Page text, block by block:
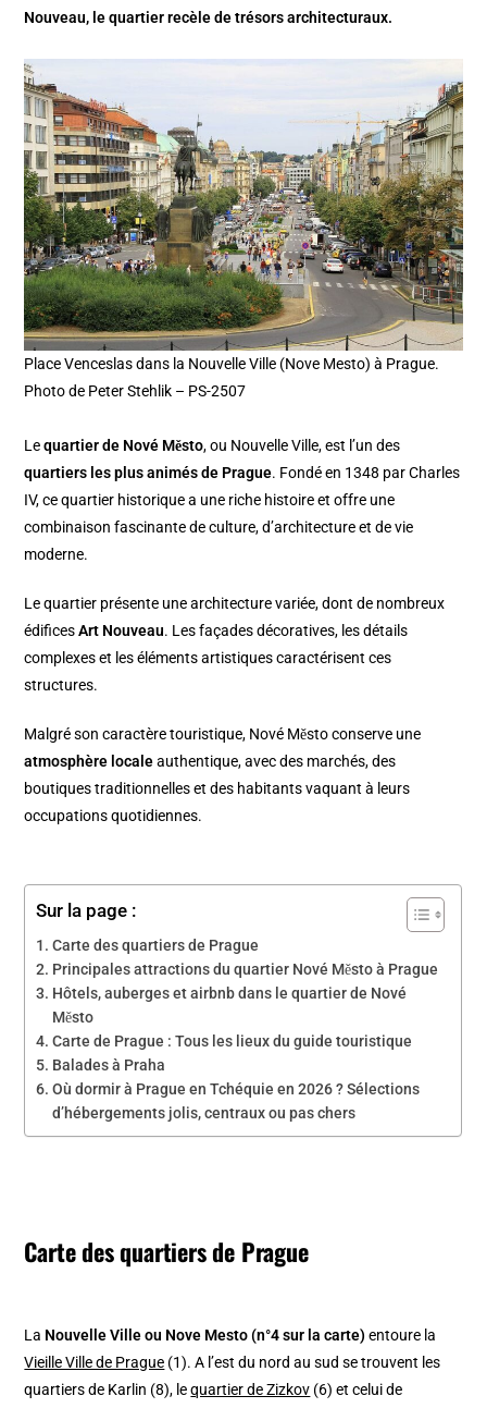
Nouveau, le quartier recèle de trésors architecturaux.
Place Venceslas dans la Nouvelle Ville (Nove Mesto) à Prague.
Photo de Peter Stehlik – PS-2507
Lequartier de Nové Město, ou Nouvelle Ville, est l’un des
quartiers les plus animés de Prague. Fondé en 1348 par Charles
IV, ce quartier historique a une riche histoire et offre une
combinaison fascinante de culture, d’architecture et de vie
moderne.
Le quartier présente une architecture variée, dont de nombreux
édificesArt Nouveau. Les façades décoratives, les détails
complexes et les éléments artistiques caractérisent ces
structures.
Malgré son caractère touristique, Nové Město conserve une
atmosphère localeauthentique, avec des marchés, des
boutiques traditionnelles et des habitants vaquant à leurs
occupations quotidiennes.
Sur la page :
Carte des quartiers de Prague
Principales attractions du quartier Nové Město à Prague
Hôtels, auberges et airbnb dans le quartier de Nové
Město
Carte de Prague : Tous les lieux du guide touristique
Balades à Praha
Où dormir à Prague en Tchéquie en 2026 ? Sélections
d’hébergements jolis, centraux ou pas chers
Carte des quartiers de Prague
La Nouvelle Ville ou Nove Mesto (n°4 sur la carte) entoure la
Vieille Ville de Prague (1). A l’est du nord au sud se trouvent les
quartiers de Karlin (8), lequartier de Zizkov (6) et celui de